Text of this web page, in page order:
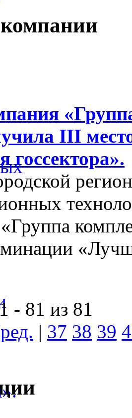
III
госсектора».
- 81 из 81
| 37 38 39